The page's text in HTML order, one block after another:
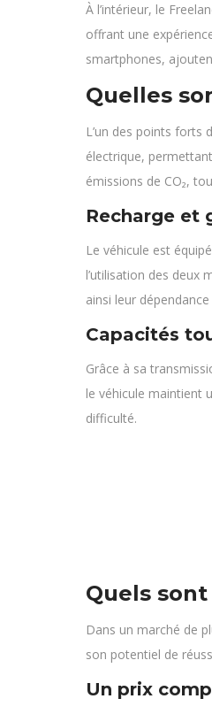
À l’intérieur, le
offrant une
smartphones,
Quelles
L’un des points forts
électrique,
émissions de CO₂,
Recharge et
Le véhicule est
l’utilisation des deux
ainsi leur
Capacités
Grâce à sa
le véhicule maintient
difficulté.
Quels
Dans un marché de
son potentiel de
Un prix